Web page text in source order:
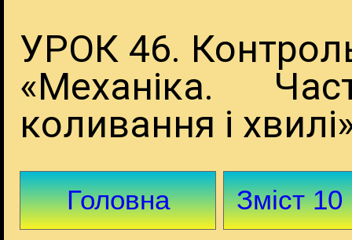
УРОК 46.
«Механіка.
коливання і
Головна Зміст 10